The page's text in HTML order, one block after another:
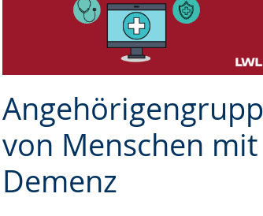
von Menschen mit
Demenz